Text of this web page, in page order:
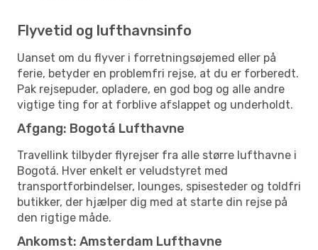
Flyvetid og lufthavnsinfo
Uanset om du flyver i forretningsøjemed eller på
ferie, betyder en problemfri rejse, at du er forberedt.
Pak rejsepuder, opladere, en god bog og alle andre
vigtige ting for at forblive afslappet og underholdt.
Afgang: Bogotá Lufthavne
Travellink tilbyder flyrejser fra alle større lufthavne i
Bogotá. Hver enkelt er veludstyret med
transportforbindelser, lounges, spisesteder og toldfri
butikker, der hjælper dig med at starte din rejse på
den rigtige måde.
Ankomst: Amsterdam Lufthavne